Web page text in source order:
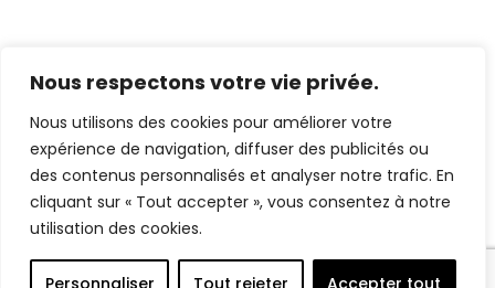
Nous respectons votre vie privée.
Nous utilisons des cookies pour améliorer votre
expérience de navigation, diffuser des publicités ou
des contenus personnalisés et analyser notre trafic. En
cliquant sur « Tout accepter », vous consentez à notre
utilisation des cookies.
Personnaliser Tout rejeter Accepter tout
Copyright 2026 Cheminée Design -
Mentions légales
confidentialité-Plan du site